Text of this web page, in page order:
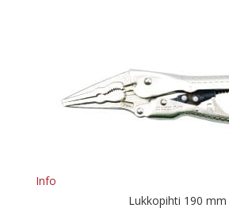
Info
Lukkopihti 190 mm